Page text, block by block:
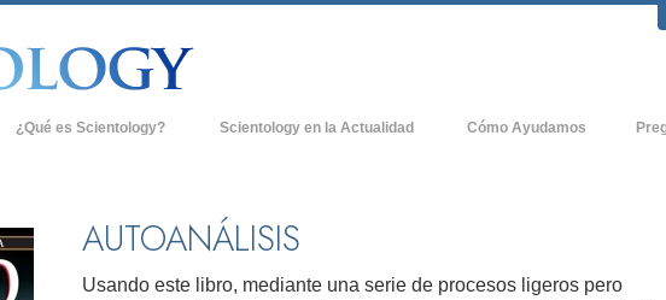
¿Qué es Scientology?
Credos y Códigos de Scientology
Qué dicen los Scientologists acerca de
Scientology
Scientology en la Actualidad
Nuevas Iglesias de Scientology
Cómo Ayudamos
La
AUTOANÁLISIS
Usando este libro, mediante una serie de procesos ligeros pero